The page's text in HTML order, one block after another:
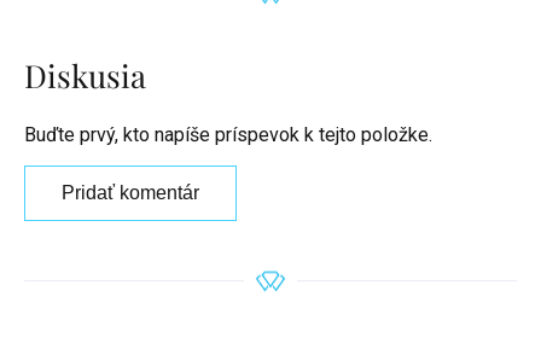
Diskusia
Buďte prvý, kto napíše príspevok k tejto položke.
Pridať komentár